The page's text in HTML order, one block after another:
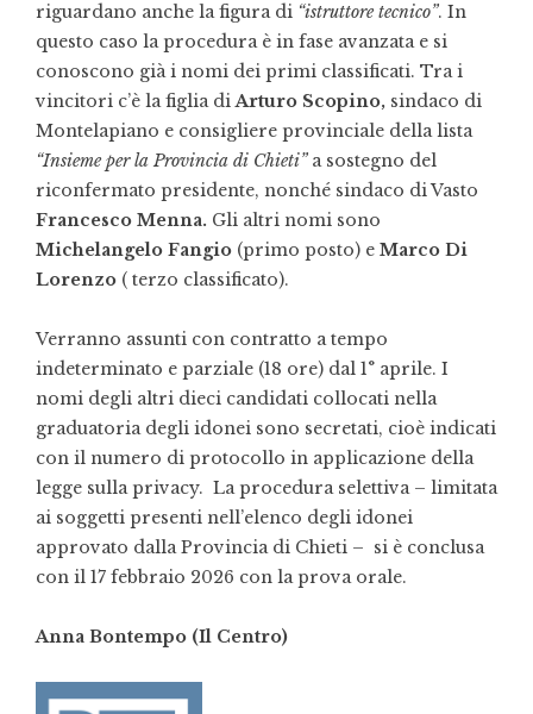
riguardano anche la figura di “istruttore tecnico”. In
questo caso la procedura è in fase avanzata e si
conoscono già i nomi dei primi classificati. Tra i
vincitori c’è la figlia diArturo Scopino, sindaco di
Montelapiano e consigliere provinciale della lista
“Insieme per la Provincia di Chieti”a sostegno del
riconfermato presidente, nonché sindaco di Vasto
Francesco Menna. Gli altri nomi sono
Michelangelo Fangio (primo posto) e Marco Di
Lorenzo ( terzo classificato).
Verranno assunti con contratto a tempo
indeterminato e parziale (18 ore) dal 1° aprile. I
nomi degli altri dieci candidati collocati nella
graduatoria degli idonei sono secretati, cioè indicati
con il numero di protocollo in applicazione della
legge sulla privacy. La procedura selettiva – limitata
ai soggetti presenti nell’elenco degli idonei
approvato dalla Provincia di Chieti – si è conclusa
con il 17 febbraio 2026 con la prova orale.
Anna Bontempo (Il Centro)